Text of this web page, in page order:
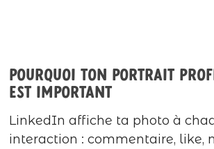
Pourquoi ton portrait
est important
LinkedIn affiche ta photo à
interaction : commentaire, like,